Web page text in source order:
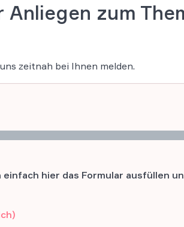
zum
zeitnah bei Ihnen melden.
hier das Formular ausfüllen